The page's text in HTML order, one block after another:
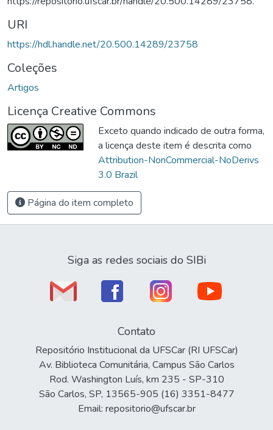
URI
https://hdl.handle.net/20.500.14289/23758
Coleções
Artigos
Licença Creative Commons
Exceto quando indicado de outra forma,
a licença deste item é descrita como
Attribution-NonCommercial-NoDerivs
3.0 Brazil
Página do item completo
Siga as redes sociais do SIBi
Contato
Repositório Institucional da UFSCar (RI UFSCar)
Av. Biblioteca Comunitária, Campus São Carlos
Rod. Washington Luís, km 235 - SP-310
São Carlos, SP, 13565-905 (16) 3351-8477
Email: repositorio@ufscar.br